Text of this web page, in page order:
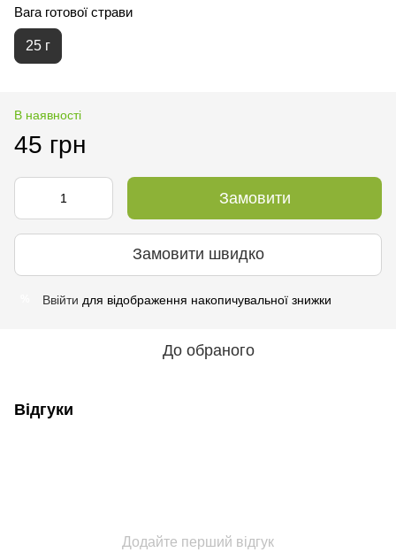
Вага готової страви
25 г
В наявності
45 грн
Замовити
Замовити швидко
Ввійти для відображення накопичувальної знижки
До обраного
Відгуки
Додайте перший відгук